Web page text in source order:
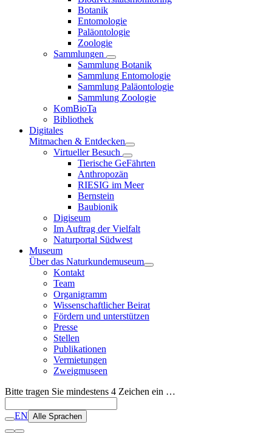
Botanik
Entomologie
Paläontologie
Zoologie
Sammlungen
Sammlung Botanik
Sammlung Entomologie
Sammlung Paläontologie
Sammlung Zoologie
KomBioTa
Bibliothek
Digitales
Mitmachen & Entdecken
Virtueller Besuch
Tierische GeFährten
Anthropozän
RIESIG im Meer
Bernstein
Baubionik
Digiseum
Im Auftrag der Vielfalt
Naturportal Südwest
Museum
Über das Naturkundemuseum
Kontakt
Team
Organigramm
Wissenschaftlicher Beirat
Fördern und unterstützen
Presse
Stellen
Publikationen
Vermietungen
Zweigmuseen
Bitte tragen Sie mindestens 4 Zeichen ein …
EN Alle Sprachen